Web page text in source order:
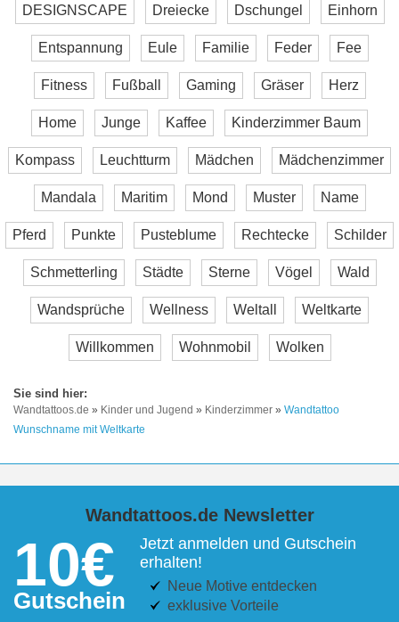
DESIGNSCAPE Dreiecke Dschungel Einhorn
Entspannung Eule Familie Feder Fee
Fitness Fußball Gaming Gräser Herz
Home Junge Kaffee Kinderzimmer Baum
Kompass Leuchtturm Mädchen Mädchenzimmer
Mandala Maritim Mond Muster Name
Pferd Punkte Pusteblume Rechtecke Schilder
Schmetterling Städte Sterne Vögel Wald
Wandsprüche Wellness Weltall Weltkarte
Willkommen Wohnmobil Wolken
Wandtattoos.de » Kinder und Jugend » Kinderzimmer » Wandtattoo
Wunschname mit Weltkarte
Wandtattoos.de Newsletter
10€
Gutschein
Jetzt anmelden und Gutschein
erhalten!
Neue Motive entdecken
exklusive Vorteile